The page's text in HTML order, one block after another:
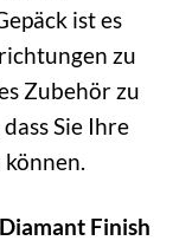
ist es
zu
Zubehör zu
Sie Ihre
Finish